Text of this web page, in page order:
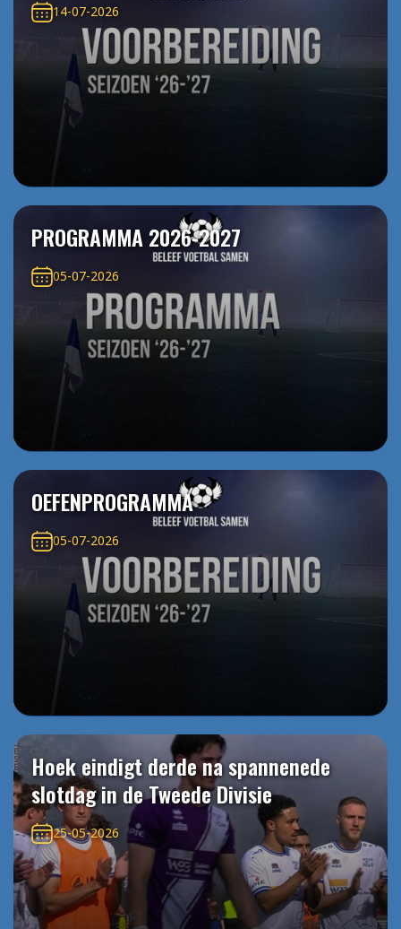
14-07-2026
PROGRAMMA 2026-2027
05-07-2026
OEFENPROGRAMMA
05-07-2026
Hoek eindigt derde na spannenede
slotdag in de Tweede Divisie
25-05-2026